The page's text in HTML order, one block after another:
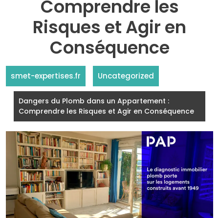
Comprendre les
Risques et Agir en
Conséquence
smet-expertises.fr Uncategorized
Dangers du Plomb dans un Appartement :
Comprendre les Risques et Agir en Conséquence